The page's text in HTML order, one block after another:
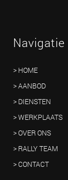
Navigatie
> HOME
> AANBOD
> DIENSTEN
> WERKPLAATS
> OVER ONS
> RALLY TEAM
> CONTACT